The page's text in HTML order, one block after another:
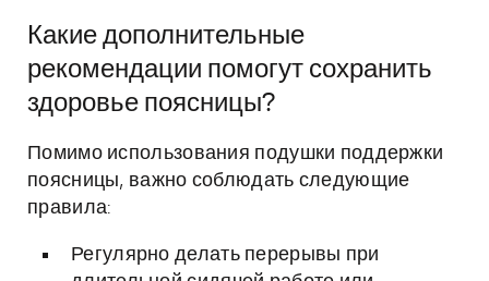
Какие дополнительные
рекомендации помогут сохранить
здоровье поясницы?
Помимо использования подушки поддержки
поясницы, важно соблюдать следующие
правила:
Регулярно делать перерывы при